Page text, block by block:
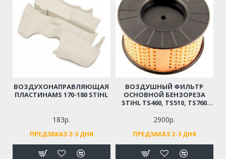
ВОЗДУХОНАПРАВЛЯЮЩАЯ
ПЛАСТИНАMS 170-180 STIHL
183р.
ПРЕДЗАКАЗ 2-3 ДНЯ
ВОЗДУШНЫЙ ФИЛЬТР
ОСНОВНОЙ БЕНЗОРЕЗА
STIHL TS460, TS510, TS760
2900р.
ПРЕДЗАКАЗ 2-3 ДНЯ